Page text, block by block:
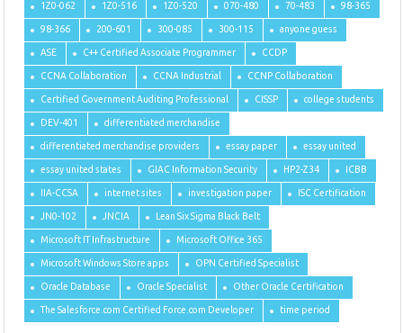
1Z0-062 1Z0-516 1Z0-520 070-480 70-483 98-365
98-366 200-601 300-085 300-115 anyone guess
ASE C++ Certified Associate Programmer CCDP
CCNA Collaboration CCNA Industrial CCNP Collaboration
Certified Government Auditing Professional CISSP college students
DEV-401 differentiated merchandise
differentiated merchandise providers essay paper essay united
essay united states GIAC Information Security HP2-Z34 ICBB
IIA-CCSA internet sites investigation paper ISC Certification
JN0-102 JNCIA Lean Six Sigma Black Belt
Microsoft IT Infrastructure Microsoft Office 365
Microsoft Windows Store apps OPN Certified Specialist
Oracle Database Oracle Specialist Other Oracle Certification
The Salesforce.com Certified Force.com Developer time period